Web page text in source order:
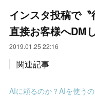
インスタ投稿で〝
直接お客様へDM
2019.01.25 22:16
関連記事
AIに頼るのか？AIを使う